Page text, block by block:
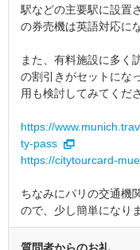
駅などの主要駅に設置
の券売機は英語対応に
また、有料施設に多く
の割引きがセットにな
用も検討してみてくだ
https://
ty-pass
https://citytourcard-
ちなみにパリの交通機
ので、少し簡単になり